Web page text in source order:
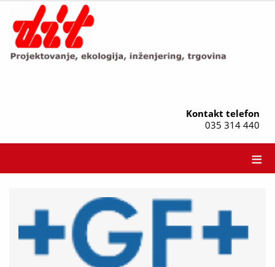
Kontakt telefon
035 314 440
≡